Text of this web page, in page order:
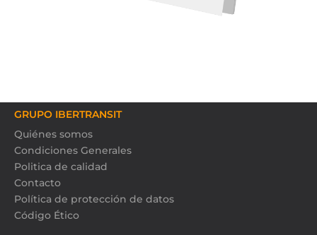
GRUPO IBERTRANSIT
Quiénes somos
Condiciones Generales
Politica de calidad
Contacto
Política de protección de datos
Código Ético